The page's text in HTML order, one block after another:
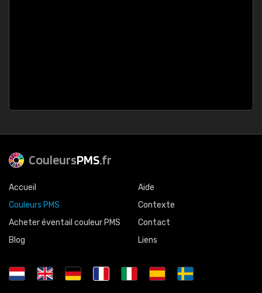
CouleursPMS.fr
Accueil
Couleurs PMS
Acheter éventail couleur PMS
Blog
Aide
Contexte
Contact
Liens